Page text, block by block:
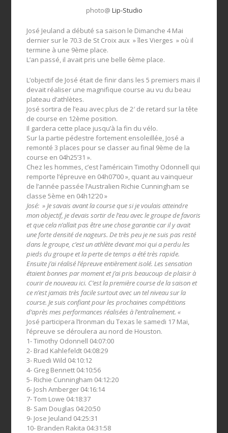
photo@ Lip-Studio
José Jeuland a débuté sa saison le Dimanche 4 Mai
dernier sur le 70.3 de St Croix aux » îles Vierges » où il
termine à une 9ème place.
L’an passé, il avait pris une belle 6ème place.
L’objectif de José était de finir dans les 5 premiers mais il
devait réaliser une magnifique course au vu du beau
plateau d’athlètes.
José sortira de l’eau avec plus de 2′ de retard sur la tête
de course en 12ème position.
Il gardera cette place jusqu’à la fin du vélo.
Sur la partie pédestre fortement ensoleillée, José a
remonté 3 places pour se classer au final 9ème de la
course en 04h25’31 ».
Chez les hommes, c’est l’américain Timothy Odonnell qui
remporte l’épreuve en 04h07’00 », quant au vainqueur
de l’année passée l’Australien Richie Cunningham se
classe 5ème en 04h12’20 »
José: » Je savais avant la course que si je voulais atteindre
mon objectif, je devais sortir de l’eau avec le groupe de favoris
et que cela n’allait pas être une chose garantie car il y avait
une forte densité de nageurs. De très peu je ne suis pas resté
dans le groupe, c’est un athlète devant moi qui a perdu les
pieds du groupe et la perte de temps a été très rapide.
Ensuite j’ai réalisé l’épreuve entièrement isolé. Les sensation
étaient bonnes par moment et j’ai pris beaucoup de plaisir à
courir de nouveau ici. C’est la première course de la saison et
ce n’est jamais très facile surtout avec un tel niveau sur la
course. Je suis confiant pour les prochaines compétitions
d’après mes performances réalisées à l’entraînement. «
José participera l’Ironman du Texas le samedi 17 Mai,
l’épreuve se déroulera au nord de Houston.
1- Timothy Odonnell 04:07:00
2- Brad Kahlefeldt 04:08:29
3- Ruedi Wild 04:10:12
4- Greg Bennett 04:10:56
5- Richie Cunningham 04:12:20
6- Josh Amberger 04:16:14
7- Tom Lowe 04:18:37
8- Sam Douglas 04:20:50
9- Jose Jeuland 04:25:31
10- Branden Rakita 04:31:58